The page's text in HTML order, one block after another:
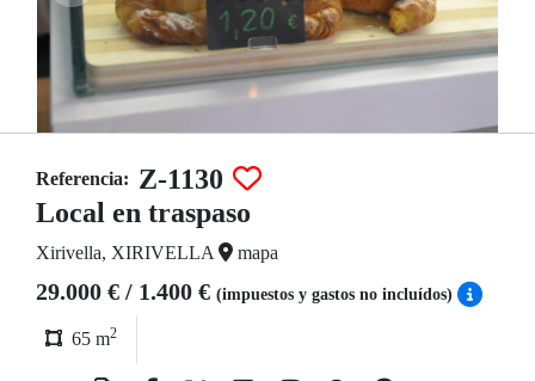
Referencia: Z-1130
Local en traspaso
Xirivella, XIRIVELLA mapa
29.000 € / 1.400 € (impuestos y gastos no incluídos)
65 m2